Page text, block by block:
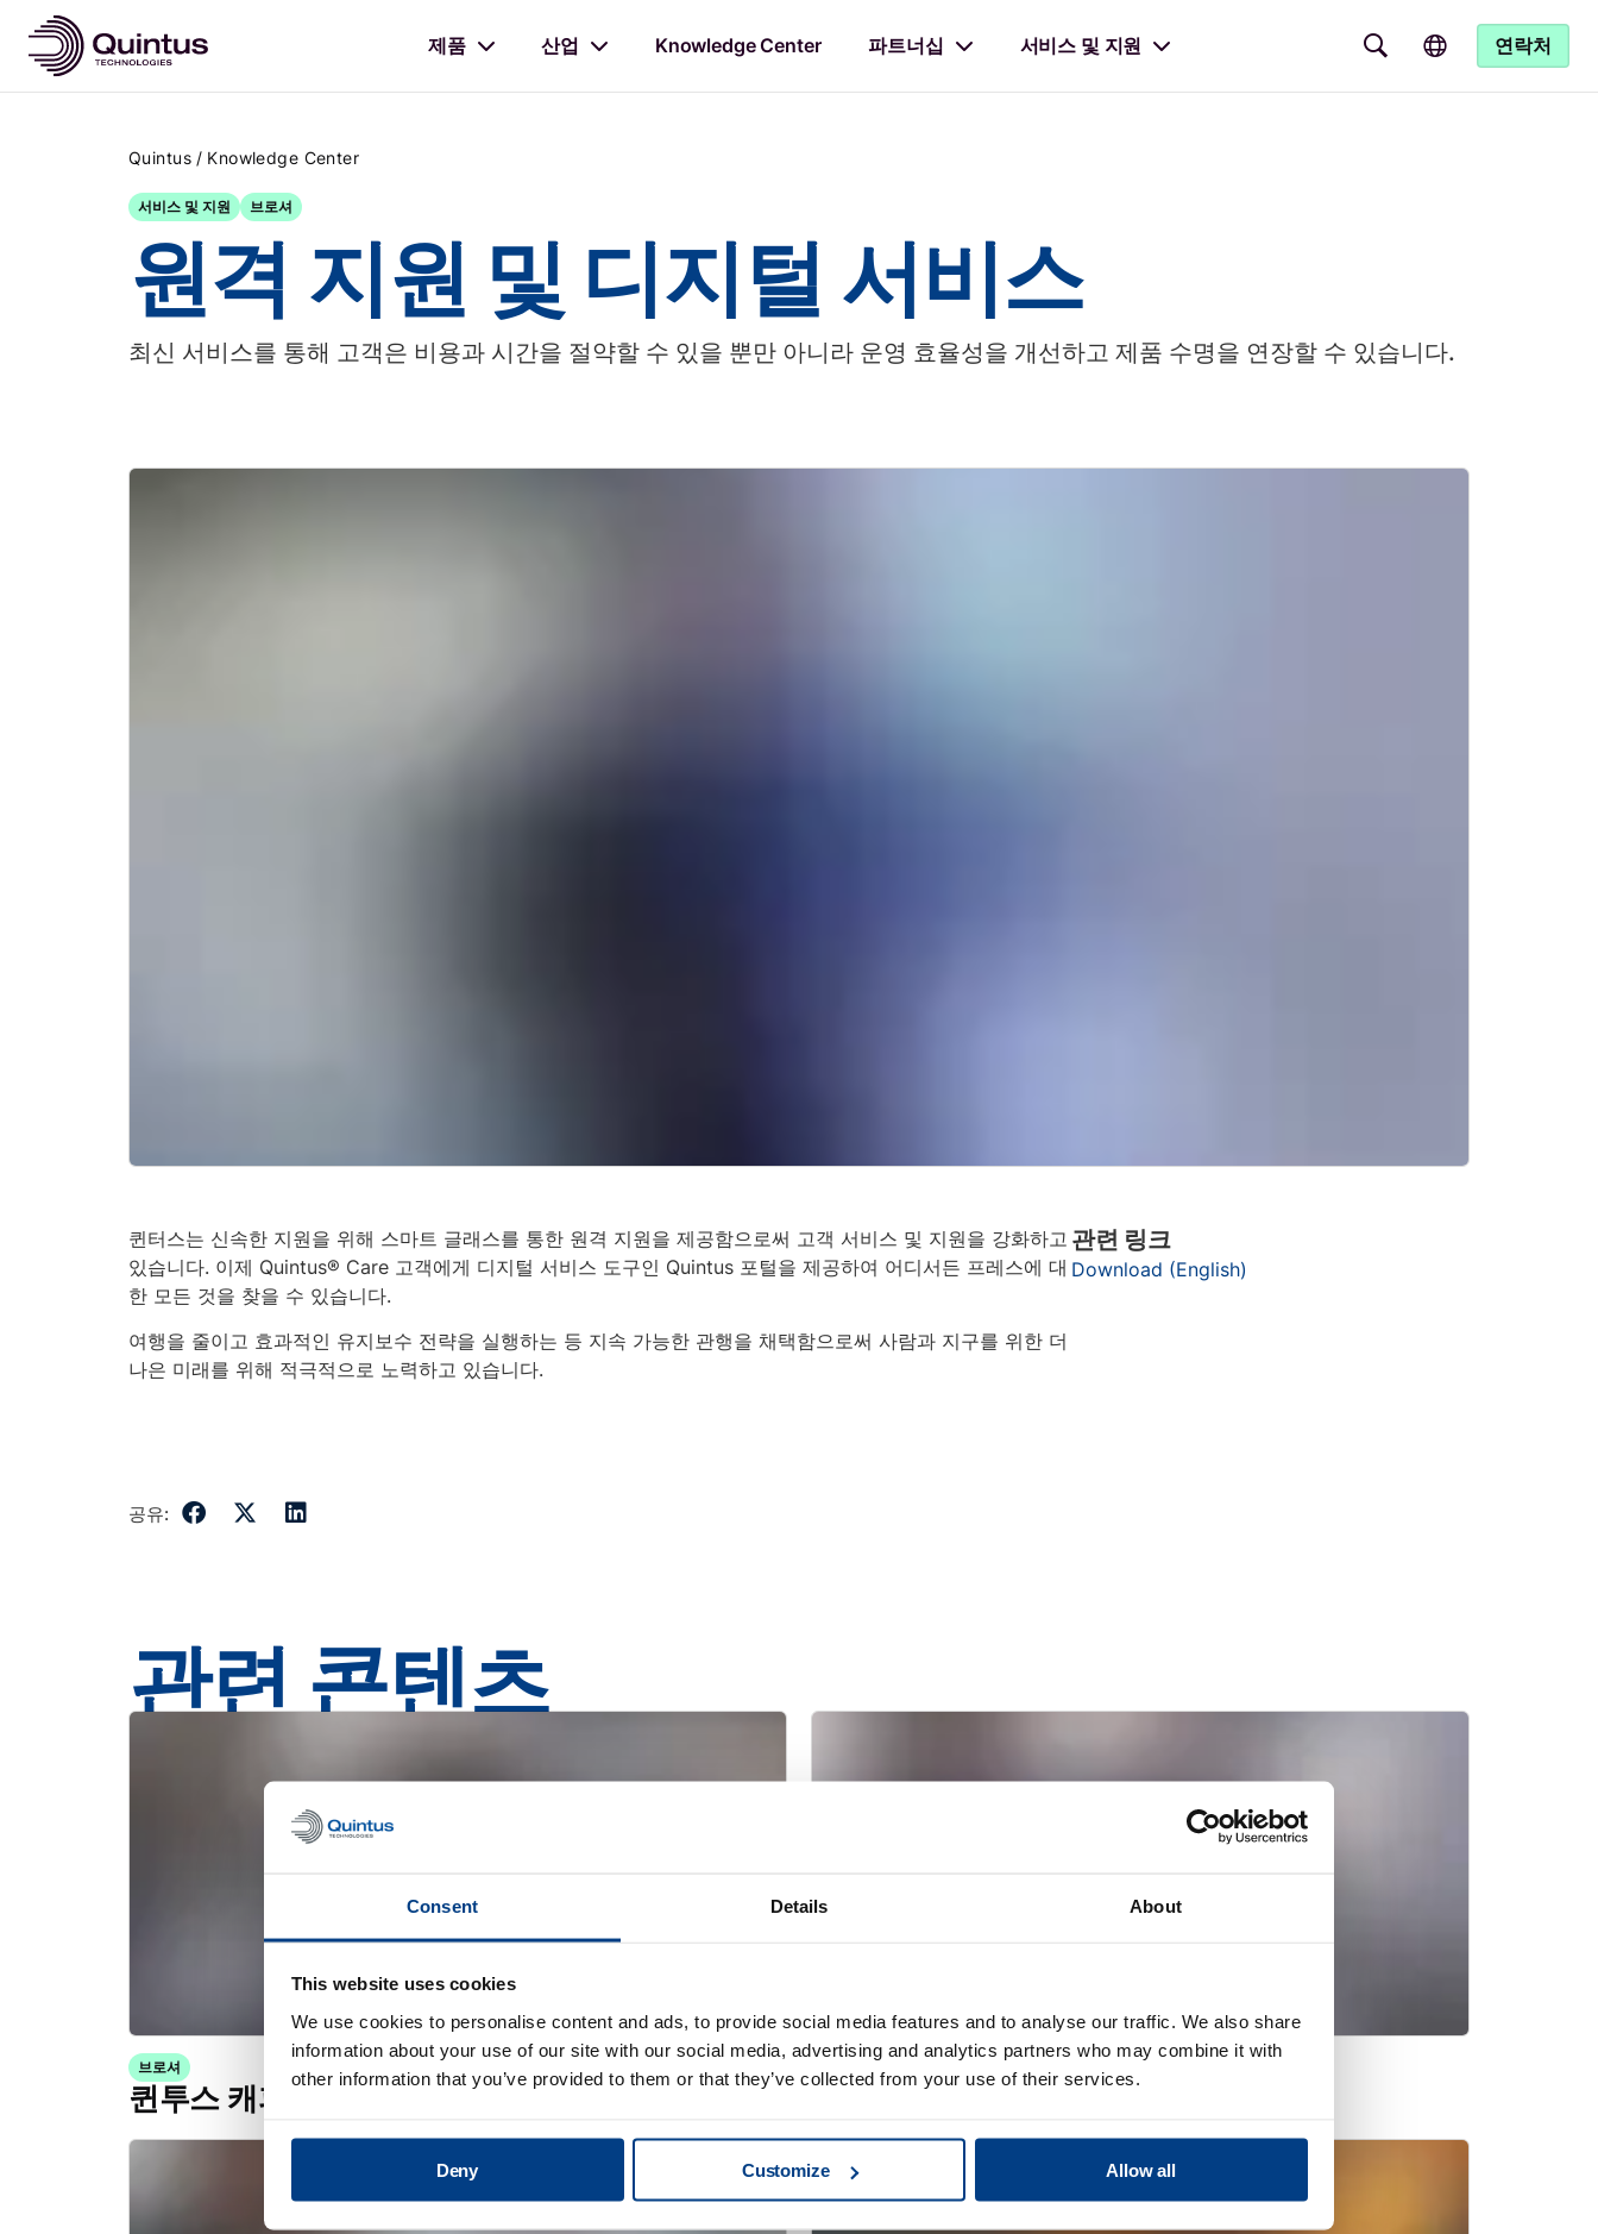
Consent Details About
This website uses cookies
We use cookies to personalise content and ads, to provide social media features and to analyse our traffic. We also share
information about your use of our site with our social media, advertising and analytics partners who may combine it with
other information that you’ve provided to them or that they’ve collected from your use of their services.
Deny Customize Allow all
제품 산업 Knowledge Center 파트너십 서비스 및 지원 연락처
Quintus / Knowledge Center
서비스 및 지원 브로셔
원격 지원 및 디지털 서비스
최신 서비스를 통해 고객은 비용과 시간을 절약할 수 있을 뿐만 아니라 운영 효율성을 개선하고 제품 수명을 연장할 수 있습니다.
퀸터스는 신속한 지원을 위해 스마트 글래스를 통한 원격 지원을 제공함으로써 고객 서비스 및 지원을 강화하고
있습니다. 이제 Quintus® Care 고객에게 디지털 서비스 도구인 Quintus 포털을 제공하여 어디서든 프레스에 대
한 모든 것을 찾을 수 있습니다.
여행을 줄이고 효과적인 유지보수 전략을 실행하는 등 지속 가능한 관행을 채택함으로써 사람과 지구를 위한 더
나은 미래를 위해 적극적으로 노력하고 있습니다.
관련 링크
Download (English)
공유:
관련 콘텐츠
브로셔
퀸투스 캐피탈의 고온 등방성 프레스용 부품 열간 등방성 프레스용 퀸투스® 케어